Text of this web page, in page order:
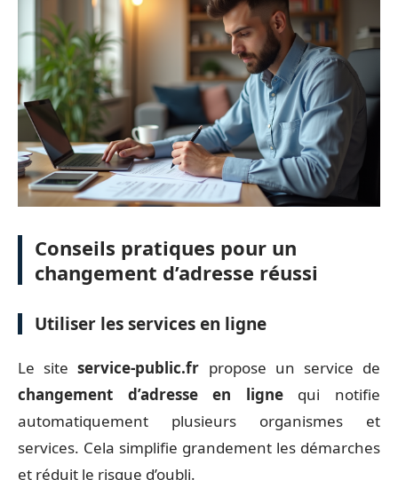
Conseils pratiques pour un
changement d’adresse réussi
Utiliser les services en ligne
Le siteservice-public.fr propose un service de
changement d’adresse en lignequi notifie
automatiquement plusieurs organismes et
services. Cela simplifie grandement les démarches
et réduit le risque d’oubli.